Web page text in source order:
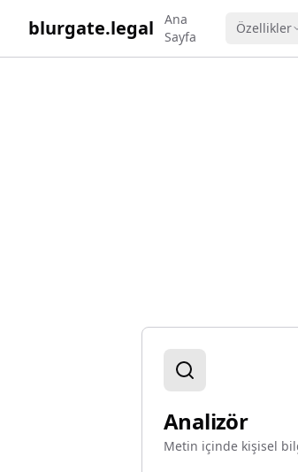
blurgate.legal
Ana
Sayfa
Özellikler
Analizör
Metin içinde kişisel